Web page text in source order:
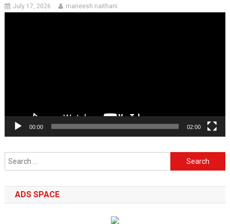
July 17, 2026 maneesh naithani
00:00 02:00
Search
for:
ADS SPACE